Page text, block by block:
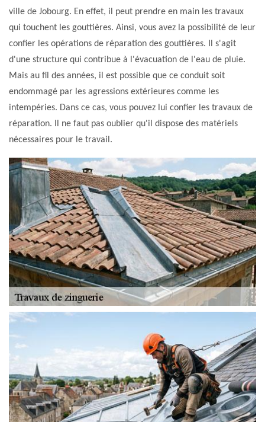
ville de Jobourg. En effet, il peut prendre en main les travaux
qui touchent les gouttières. Ainsi, vous avez la possibilité de leur
confier les opérations de réparation des gouttières. Il s'agit
d'une structure qui contribue à l'évacuation de l'eau de pluie.
Mais au fil des années, il est possible que ce conduit soit
endommagé par les agressions extérieures comme les
intempéries. Dans ce cas, vous pouvez lui confier les travaux de
réparation. Il ne faut pas oublier qu'il dispose des matériels
nécessaires pour le travail.